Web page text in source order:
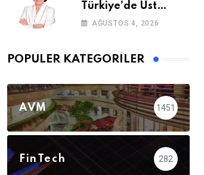
Türkiye’de Üst
Düzey Atama
AĞUSTOS 4, 2026
POPÜLER KATEGORILER
AVM 1451
FinTech 282